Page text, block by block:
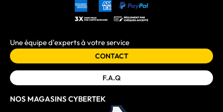
Une équipe d'experts à votre service
CONTACT
F.A.Q
NOS MAGASINS CYBERTEK